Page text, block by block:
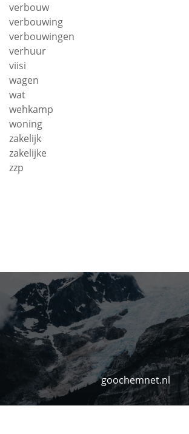
verbouw
verbouwing
verbouwingen
verhuur
viisi
wagen
wat
wehkamp
woning
zakelijk
zakelijke
zzp
goochemnet.nl